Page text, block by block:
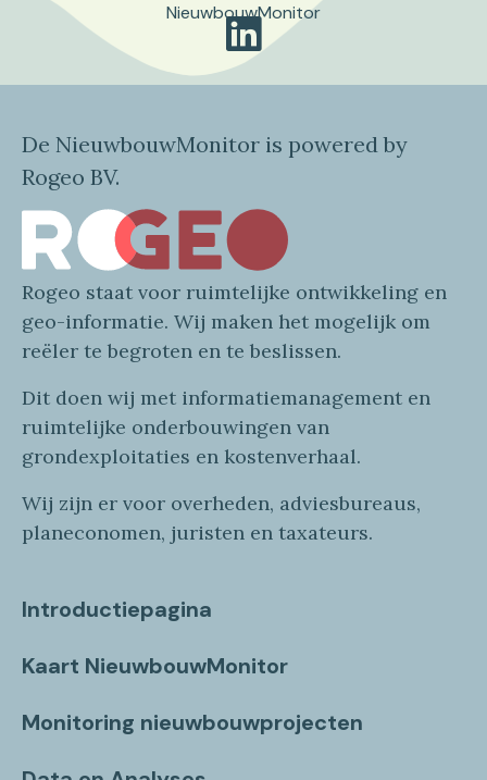
NieuwbouwMonitor
De NieuwbouwMonitor is powered by
Rogeo BV.
Rogeo staat voor ruimtelijke ontwikkeling en
geo-informatie. Wij maken het mogelijk om
reëler te begroten en te beslissen.
Dit doen wij met informatiemanagement en
ruimtelijke onderbouwingen van
grondexploitaties en kostenverhaal.
Wij zijn er voor overheden, adviesbureaus,
planeconomen, juristen en taxateurs.
Introductiepagina
Kaart NieuwbouwMonitor
Monitoring nieuwbouwprojecten